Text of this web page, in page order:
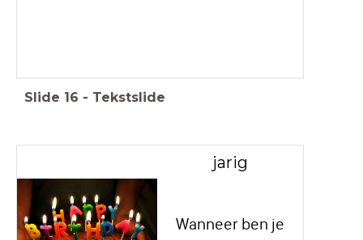
Slide 16 - Tekstslide
jarig
Wanneer ben je